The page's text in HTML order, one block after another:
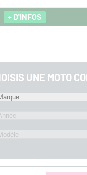
+ D'INFOS
UNE MOTO